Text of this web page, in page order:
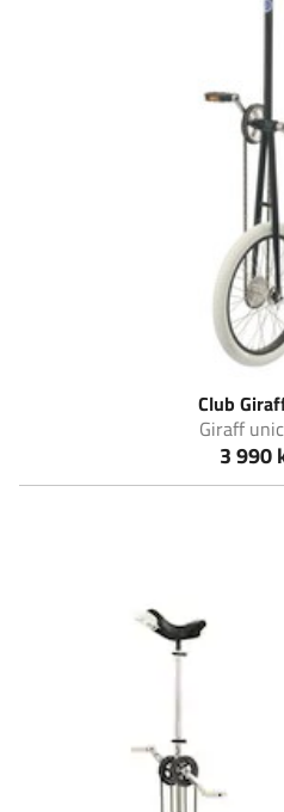
Club
Giraff
3 990